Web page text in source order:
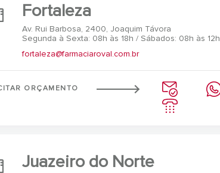
Fortaleza
Av. Rui Barbosa, 2400, Joaquim Távora
Segunda à Sexta: 08h às 18h / Sábados: 08h às 12h
fortaleza@farmaciaroval.com.br
ORÇAMENTO
Juazeiro do Norte